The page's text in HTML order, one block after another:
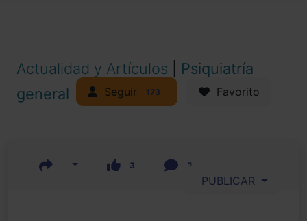
Actualidad y Artículos
Psiquiatría
general
Seguir 173 Favorito
3 2
PUBLICAR